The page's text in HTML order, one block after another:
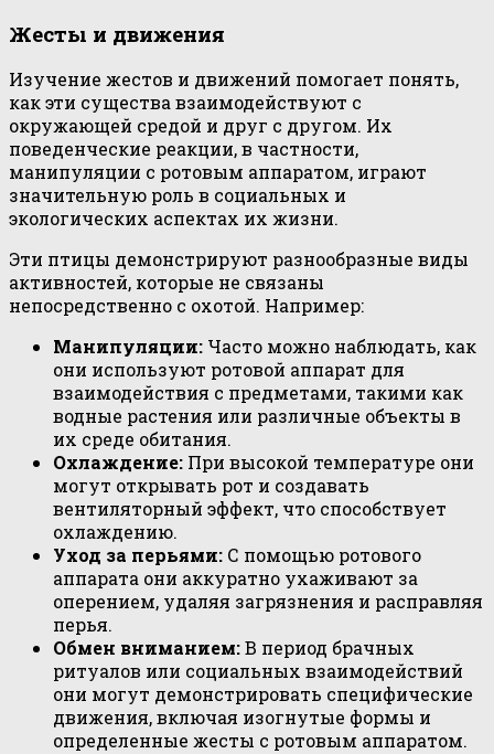
Жесты и движения
Изучение жестов и движений помогает понять,
как эти существа взаимодействуют с
окружающей средой и друг с другом. Их
поведенческие реакции, в частности,
манипуляции с ротовым аппаратом, играют
значительную роль в социальных и
экологических аспектах их жизни.
Эти птицы демонстрируют разнообразные виды
активностей, которые не связаны
непосредственно с охотой. Например:
Манипуляции: Часто можно наблюдать, как
они используют ротовой аппарат для
взаимодействия с предметами, такими как
водные растения или различные объекты в
их среде обитания.
Охлаждение: При высокой температуре они
могут открывать рот и создавать
вентиляторный эффект, что способствует
охлаждению.
Уход за перьями: С помощью ротового
аппарата они аккуратно ухаживают за
оперением, удаляя загрязнения и расправляя
перья.
Обмен вниманием:В период брачных
ритуалов или социальных взаимодействий
они могут демонстрировать специфические
движения, включая изогнутые формы и
определенные жесты с ротовым аппаратом.